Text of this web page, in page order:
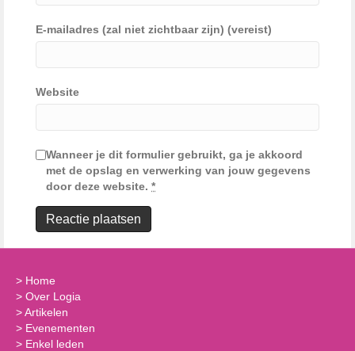
E-mailadres (zal niet zichtbaar zijn) (vereist)
Website
Wanneer je dit formulier gebruikt, ga je akkoord
met de opslag en verwerking van jouw gegevens
door deze website. *
> Home
> Over Logia
>Artikelen
> Evenementen
> Enkel leden